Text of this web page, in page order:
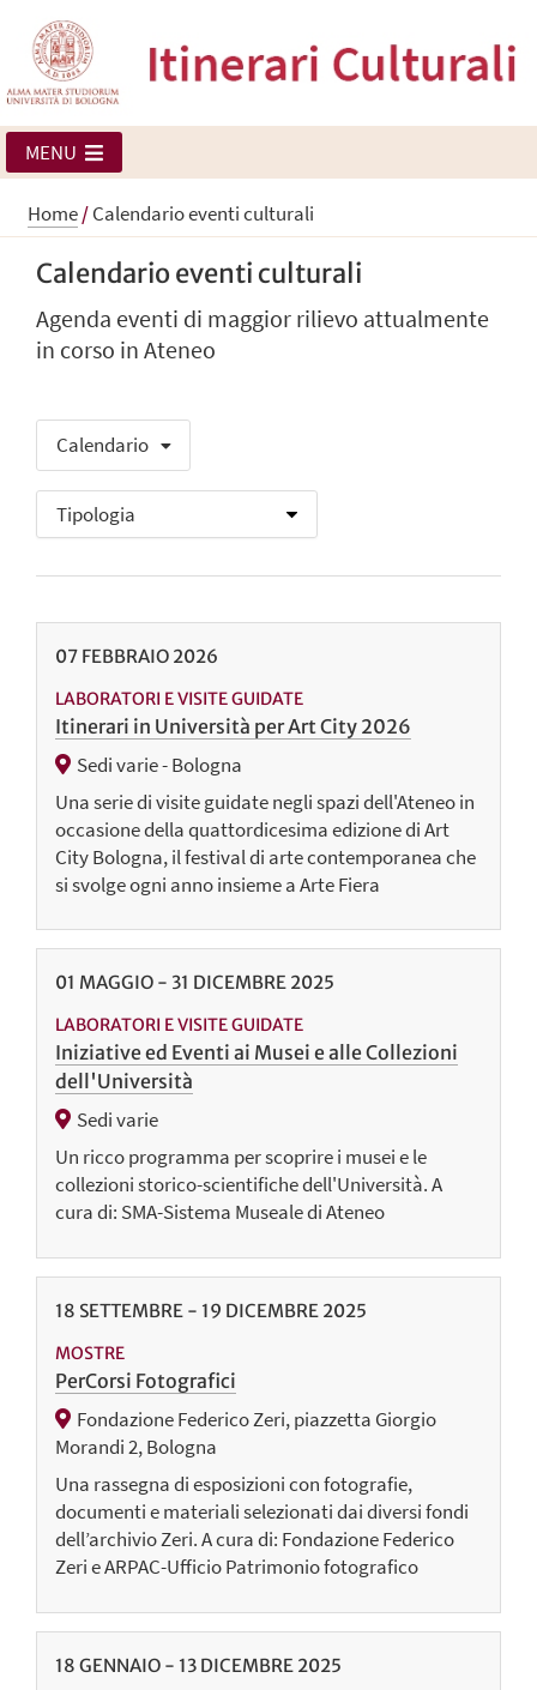
MENU
Home/Calendario eventi culturali
Calendario eventi culturali
Agenda eventi di maggior rilievo attualmente
in corso in Ateneo
Calendario
07 FEBBRAIO 2026
LABORATORI E VISITE GUIDATE
Itinerari in Università per Art City 2026
Sedi varie - Bologna
Una serie di visite guidate negli spazi dell'Ateneo in
occasione della quattordicesima edizione di Art
City Bologna, il festival di arte contemporanea che
si svolge ogni anno insieme a Arte Fiera
01 MAGGIO - 31 DICEMBRE 2025
LABORATORI E VISITE GUIDATE
Iniziative ed Eventi ai Musei e alle Collezioni
dell'Università
Sedi varie
Un ricco programma per scoprire i musei e le
collezioni storico-scientifiche dell'Università. A
cura di: SMA-Sistema Museale di Ateneo
18 SETTEMBRE - 19 DICEMBRE 2025
MOSTRE
PerCorsi Fotografici
Fondazione Federico Zeri, piazzetta Giorgio
Morandi 2, Bologna
Una rassegna di esposizioni con fotografie,
documenti e materiali selezionati dai diversi fondi
dell’archivio Zeri. A cura di: Fondazione Federico
Zeri e ARPAC-Ufficio Patrimonio fotografico
18 GENNAIO - 13 DICEMBRE 2025